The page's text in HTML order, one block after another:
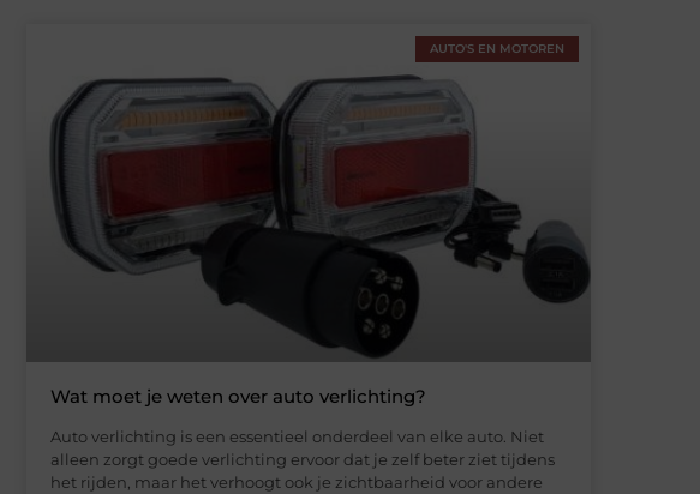
AUTO'S EN MOTOREN
Wat moet je weten over auto verlichting?
Auto verlichting is een essentieel onderdeel van elke auto. Niet
alleen zorgt goede verlichting ervoor dat je zelf beter ziet tijdens
het rijden, maar het verhoogt ook je zichtbaarheid voor andere